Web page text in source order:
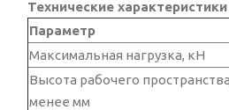
Технические
Параметр
Максимальная нагрузка, кН
Высота рабочего
менее мм